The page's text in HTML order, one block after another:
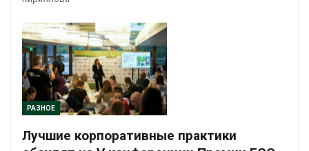
РАЗНОЕ
Лучшие корпоративные практики